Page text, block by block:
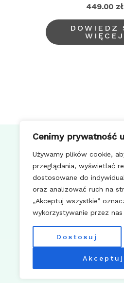
Cenimy prywatność
Używamy plików cookie,
przeglądania, wyświetlać
dostosowane do
oraz analizować ruch na
„Akceptuj wszystkie”
wykorzystywanie przez
Dostosuj
449.00 zł
DOWIEDZ
WIĘCEJ
Facebook